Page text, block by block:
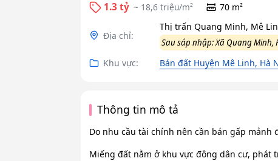
1.3 tỷ ~ 18,6 triệu/m² 70 m²
Địa chỉ:
Thị trấn Quang Minh, Mê
Sau sáp nhập: Xã Quang Minh,
Khu vực: Bán đất Huyện Mê Linh, Hà
Thông tin mô tả
Do nhu cầu tài chính nên cần bán gấp mảnh
​Miếng đất nằm ở khu vực đông dân cư, phát